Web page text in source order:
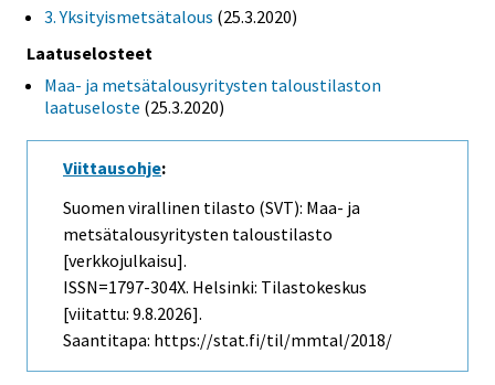
3. Yksityismetsätalous (25.3.2020)
Laatuselosteet
Maa- ja metsätalousyritysten taloustilaston
laatuseloste (25.3.2020)
Viittausohje:
Suomen virallinen tilasto (SVT): Maa- ja
metsätalousyritysten taloustilasto
[verkkojulkaisu].
ISSN=1797-304X. Helsinki: Tilastokeskus
[viitattu: 9.8.2026].
Saantitapa: https://stat.fi/til/mmtal/2018/